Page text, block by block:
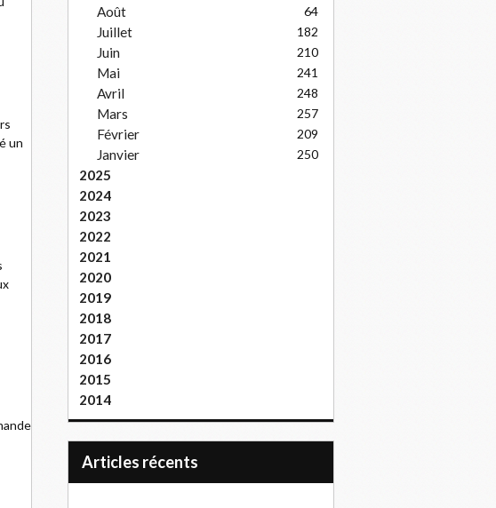
un
Août
64
Juillet 182
Juin 210
Mai 241
Avril 248
Mars 257
Février 209
Janvier 250
2025
2024
2023
2022
2021
2020
2019
2018
2017
2016
2015
2014
articles récents